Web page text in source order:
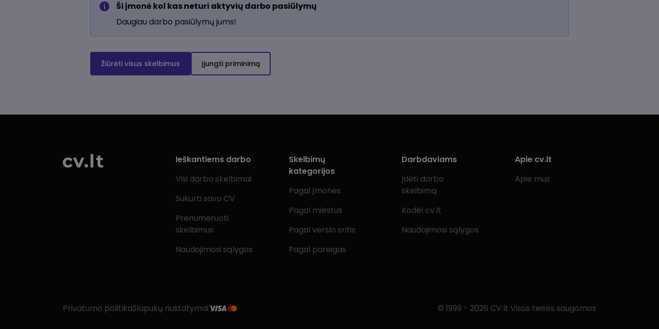
Ši įmonė kol kas neturi aktyvių darbo pasiūlymų
Daugiau darbo pasiūlymų jums!
Žiūrėti visus skelbimus Įjungti priminimą
Ieškantiems darbo
Visi darbo skelbimai
Sukurti savo CV
Prenumeruoti
skelbimus
Naudojimosi sąlygos
Skelbimų
kategorijos
Pagal įmones
Pagal miestus
Pagal verslo sritis
Pagal pareigas
Darbdaviams
Įdėti darbo
skelbimą
Kodėl cv.lt
Naudojimosi sąlygos
Apie cv.lt
Apie mus
Privatumo politikaSlapukų nustatymai © 1999 - 2026 CV.lt Visos teisės saugomos